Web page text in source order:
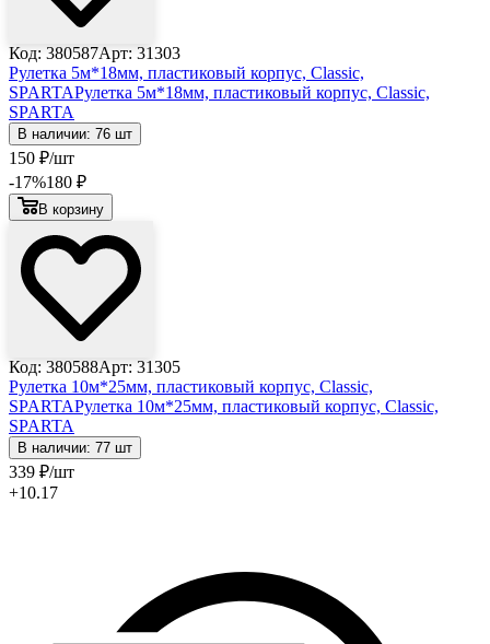
Код: 380587Арт: 31303
Рулетка 5м*18мм, пластиковый корпус, Classic,
SPARTAРулетка 5м*18мм, пластиковый корпус, Classic,
SPARTA
В наличии: 76 шт
150 ₽/шт
-17%180 ₽
В корзину
Код: 380588Арт: 31305
Рулетка 10м*25мм, пластиковый корпус, Classic,
SPARTAРулетка 10м*25мм, пластиковый корпус, Classic,
SPARTA
В наличии: 77 шт
339 ₽/шт
+10.17